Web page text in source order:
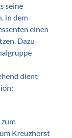
seine
In dem
einen
Dazu
dient
Kreuzhorst